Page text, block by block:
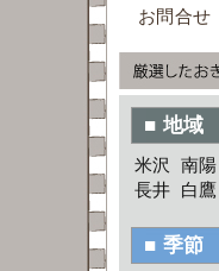
お問合せ
■ 地域
米沢 南陽
長井 白鷹
■ 季節